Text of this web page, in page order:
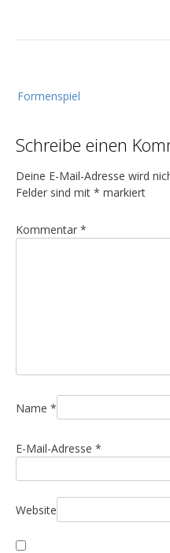
e
t
r
a
s
a
i
o
n
Formenspiel
Schreibe einen
Deine E-Mail-Adresse wird
Felder sind mit * markiert
Kommentar *
Name *
E-Mail-Adresse *
Website